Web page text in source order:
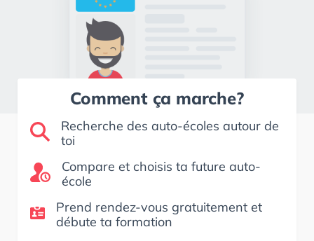
Comment ça marche?
Recherche des auto-écoles autour de
toi
Compare et choisis ta future auto-
école
Prend rendez-vous gratuitement et
débute ta formation